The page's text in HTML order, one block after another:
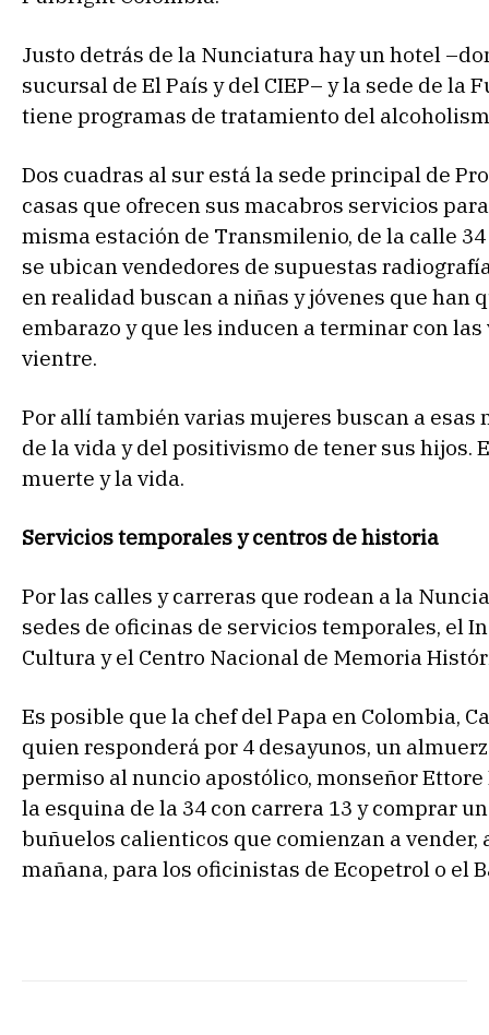
Justo detrás de la Nunciatura hay un hotel
sucursal de El País y del CIEP– y la sede de la
tiene programas de tratamiento del
Dos cuadras al sur está la sede principal de
casas que ofrecen sus macabros servicios
misma estación de Transmilenio, de la calle
se ubican vendedores de supuestas
en realidad buscan a niñas y jóvenes que han
embarazo y que les inducen a terminar con las
vientre.
Por allí también varias mujeres buscan a esas
de la vida y del positivismo de tener sus hijos.
muerte y la vida.
Servicios temporales y centros de historia
Por las calles y carreras que rodean a la
sedes de oficinas de servicios temporales, el
Cultura y el Centro Nacional de Memoria
Es posible que la chef del Papa en Colombia,
quien responderá por 4 desayunos, un
permiso al nuncio apostólico, monseñor
la esquina de la 34 con carrera 13 y comprar
buñuelos calienticos que comienzan a vender,
mañana, para los oficinistas de Ecopetrol o el